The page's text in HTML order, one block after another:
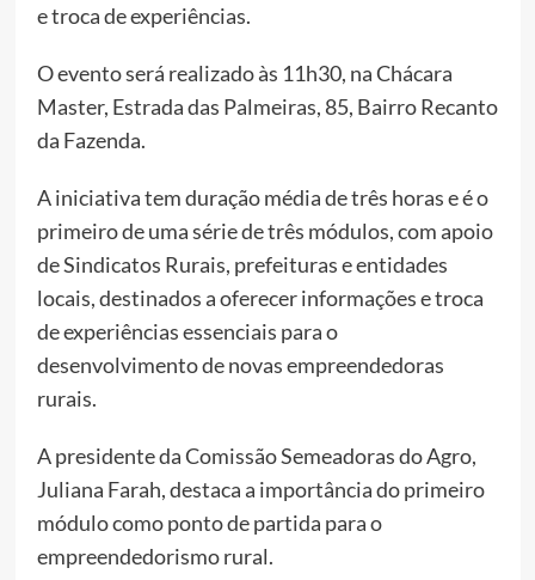
e troca de experiências.
O evento será realizado às 11h30, na Chácara
Master, Estrada das Palmeiras, 85, Bairro Recanto
da Fazenda.
A iniciativa tem duração média de três horas e é o
primeiro de uma série de três módulos, com apoio
de Sindicatos Rurais, prefeituras e entidades
locais, destinados a oferecer informações e troca
de experiências essenciais para o
desenvolvimento de novas empreendedoras
rurais.
A presidente da Comissão Semeadoras do Agro,
Juliana Farah, destaca a importância do primeiro
módulo como ponto de partida para o
empreendedorismo rural.